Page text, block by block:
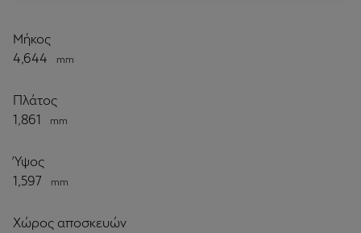
Μήκος
4,644
mm
Πλάτος
1,861
mm
Ύψος
1,597
mm
Χώρος αποσκευών